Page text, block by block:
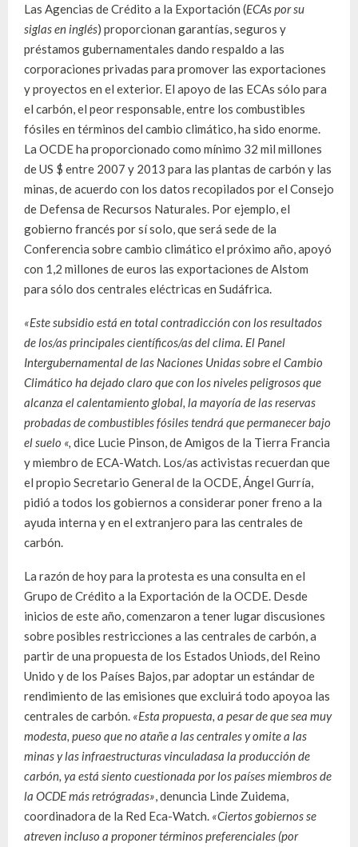
Las Agencias de Crédito a la Exportación (ECAs por su
siglas en inglés) proporcionan garantías, seguros y
préstamos gubernamentales dando respaldo a las
corporaciones privadas para promover las exportaciones
y proyectos en el exterior. El apoyo de las ECAs sólo para
el carbón, el peor responsable, entre los combustibles
fósiles en términos del cambio climático, ha sido enorme.
La OCDE ha proporcionado como mínimo 32 mil millones
de US $ entre 2007 y 2013 para las plantas de carbón y las
minas, de acuerdo con los datos recopilados por el Consejo
de Defensa de Recursos Naturales. Por ejemplo, el
gobierno francés por sí solo, que será sede de la
Conferencia sobre cambio climático el próximo año, apoyó
con 1,2 millones de euros las exportaciones de Alstom
para sólo dos centrales eléctricas en Sudáfrica.
«Este subsidio está en total contradicción con los resultados
de los/as principales científicos/as del clima. El Panel
Intergubernamental de las Naciones Unidas sobre el Cambio
Climático ha dejado claro que con los niveles peligrosos que
alcanza el calentamiento global, la mayoría de las reservas
probadas de combustibles fósiles tendrá que permanecer bajo
el suelo «, dice Lucie Pinson, de Amigos de la Tierra Francia
y miembro de ECA-Watch. Los/as activistas recuerdan que
el propio Secretario General de la OCDE, Ángel Gurría,
pidió a todos los gobiernos a considerar poner freno a la
ayuda interna y en el extranjero para las centrales de
carbón.
La razón de hoy para la protesta es una consulta en el
Grupo de Crédito a la Exportación de la OCDE. Desde
inicios de este año, comenzaron a tener lugar discusiones
sobre posibles restricciones a las centrales de carbón, a
partir de una propuesta de los Estados Uniods, del Reino
Unido y de los Países Bajos, par adoptar un estándar de
rendimiento de las emisiones que excluirá todo apoyoa las
centrales de carbón. «Esta propuesta, a pesar de que sea muy
modesta, pueso que no atañe a las centrales y omite a las
minas y las infraestructuras vinculadasa la producción de
carbón, ya está siento cuestionada por los países miembros de
la OCDE más retrógradas» , denuncia Linde Zuidema,
coordinadora de la Red Eca-Watch. «Ciertos gobiernos se
atreven incluso a proponer términos preferenciales (por